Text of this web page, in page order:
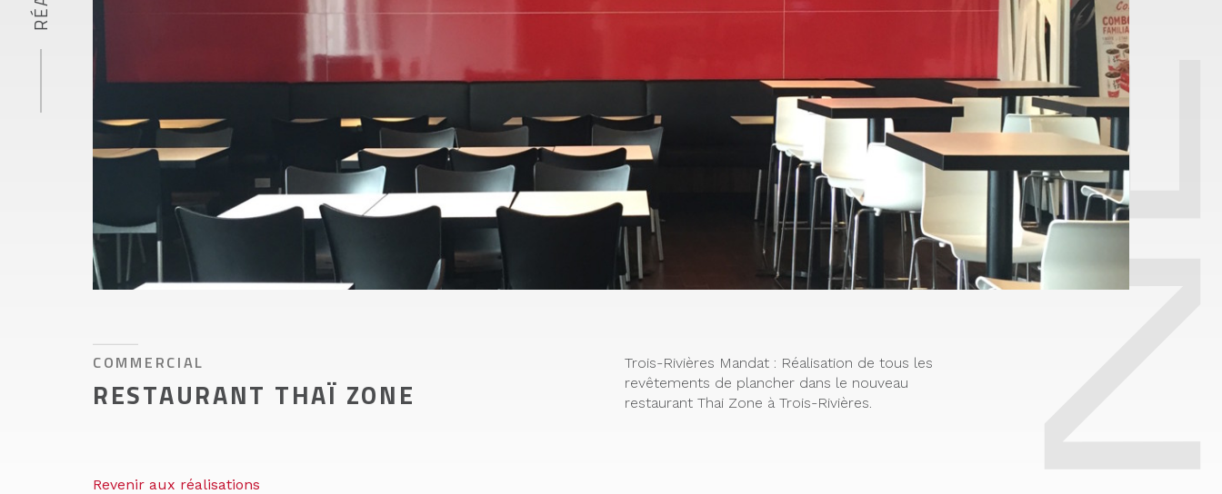
COMMERCIAL
RESTAURANT THAÏ ZONE
Revenir aux réalisations
Trois-Rivières Mandat : Réalisation de tous les
revêtements de plancher dans le nouveau
restaurant Thai Zone à Trois-Rivières.